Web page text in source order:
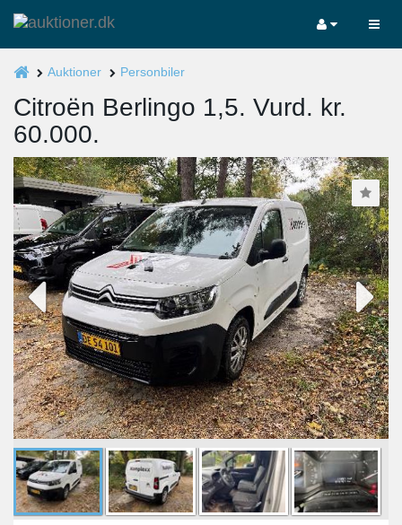
Auktioner Personbiler
Citroën Berlingo 1,5. Vurd. kr.
60.000.